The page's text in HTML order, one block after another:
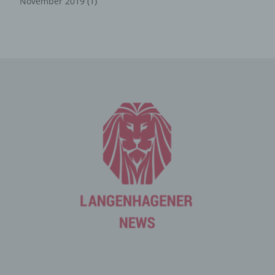
gelöscht werden. Dies ist in allen gängigen
Internetbrowsern möglich. Deaktiviert die betroffene
Person die Setzung von Cookies in dem genutzten
Internetbrowser, sind unter Umständen nicht alle
Funktionen unserer Internetseite vollumfänglich nutzbar.
und Informationen
Die Internetseite erfasst mit jedem Aufruf der